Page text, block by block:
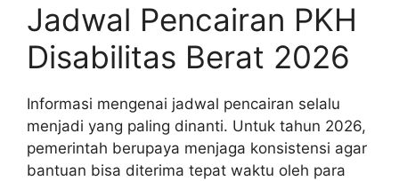
Jadwal Pencairan PKH
Disabilitas Berat 2026
Informasi mengenai jadwal pencairan selalu
menjadi yang paling dinanti. Untuk tahun 2026,
pemerintah berupaya menjaga konsistensi agar
bantuan bisa diterima tepat waktu oleh para